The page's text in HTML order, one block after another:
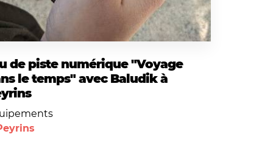
de piste numérique "Voyage
le temps" avec Baludik à